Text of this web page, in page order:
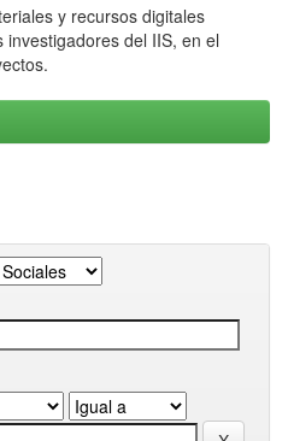
y recursos digitales
del IIS, en el